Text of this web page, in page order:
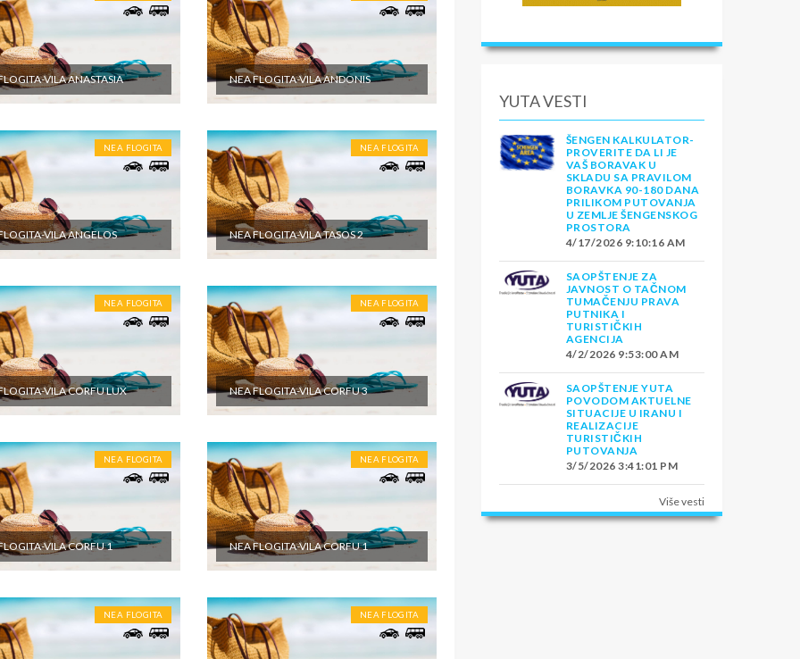
VILA ANASTASIA NEA FLOGITA-VILA ANDONIS
NEA FLOGITA
VILA ANGELOS
NEA FLOGITA
NEA FLOGITA-VILA TASOS 2
NEA FLOGITA
VILA CORFU LUX
NEA FLOGITA
NEA FLOGITA-VILA CORFU 3
NEA FLOGITA
VILA CORFU 1
NEA FLOGITA
NEA FLOGITA-VILA CORFU 1
NEA FLOGITA NEA FLOGITA
YUTA VESTI
ŠENGEN KALKULATOR-
PROVERITE DA LI JE
VAŠ BORAVAK U
SKLADU SA PRAVILOM
BORAVKA 90-180 DANA
PRILIKOM PUTOVANJA
U ZEMLJE ŠENGENSKOG
PROSTORA
4/17/2026 9:10:16 AM
SAOPŠTENJE ZA
JAVNOST O TAČNOM
TUMAČENJU PRAVA
PUTNIKA I
TURISTIČKIH
AGENCIJA
4/2/2026 9:53:00 AM
SAOPŠTENJE YUTA
POVODOM AKTUELNE
SITUACIJE U IRANU I
REALIZACIJE
TURISTIČKIH
PUTOVANJA
3/5/2026 3:41:01 PM
Više vesti